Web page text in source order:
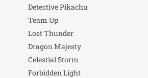
Detective Pikachu
Team Up
Lost Thunder
Dragon Majesty
Celestial Storm
Forbidden Light